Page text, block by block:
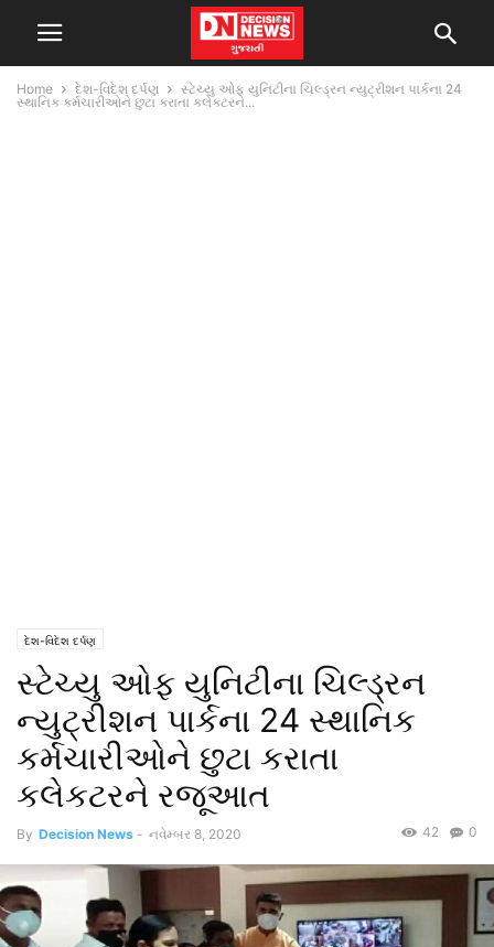
Home દેશ-વિદેશ દર્પણ
સ્ટેચ્યુ ઓફ યુનિટીના ચિલ્ડ્રન ન્યુટ્રીશન પાર્કના 24
સ્થાનિક કર્મચારીઓને છુટા કરાતા કલેકટરને...
દેશ-વિદેશ દર્પણ
સ્ટેચ્યુ ઓફ યુનિટીના ચિલ્ડ્રન
ન્યુટ્રીશન પાર્કના 24 સ્થાનિક
કર્મચારીઓને છુટા કરાતા
કલેકટરને રજૂઆત
By Decision News - નવેમ્બર 8, 2020 0
42